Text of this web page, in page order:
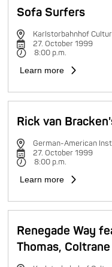
Sofa Surfers
Karlstorbahnhof
27. October 1999
8:00 p.m.
Learn more
Rick van
German-American
27. October 1999
8:00 p.m.
Learn more
Renegade Way
Thomas, Coltrane